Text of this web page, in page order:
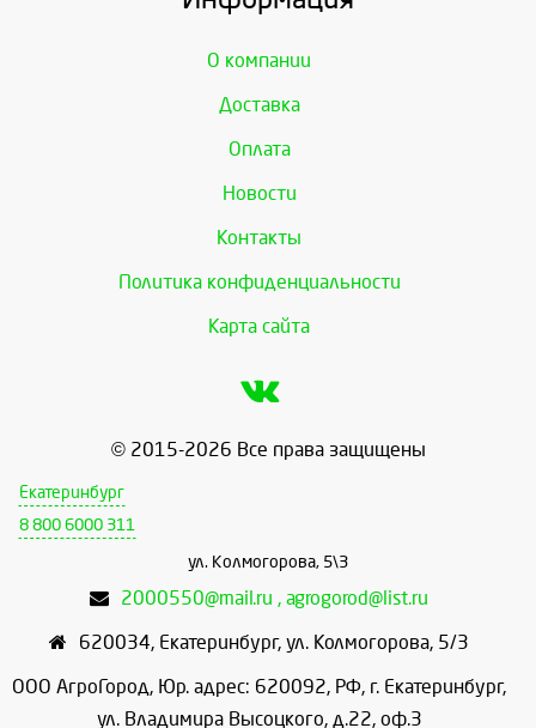
О компании
Доставка
Оплата
Новости
Контакты
Политика конфиденциальности
Карта сайта
© 2015-2026 Все права защищены
Екатеринбург
8 800 6000 311
ул. Колмогорова, 5\3
2000550@mail.ru , agrogorod@list.ru
620034, Екатеринбург, ул. Колмогорова, 5/3
ООО АгроГород, Юр. адрес: 620092, РФ, г. Екатеринбург,
ул. Владимира Высоцкого, д.22, оф.3